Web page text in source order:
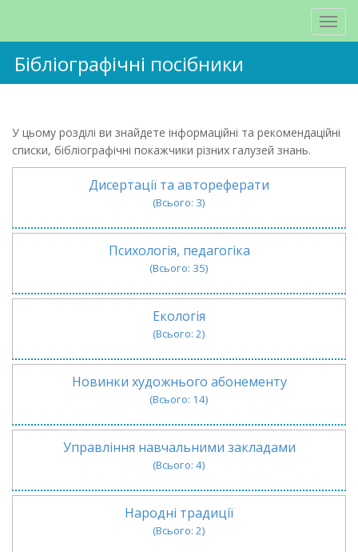
Бібліографічні посібники
У цьому розділі ви знайдете інформаційні та рекомендаційні
списки, бібліографічні покажчики різних галузей знань.
Дисертації та автореферати
(Всього: 3)
Психологія, педагогіка
(Всього: 35)
Екологія
(Всього: 2)
Новинки художнього абонементу
(Всього: 14)
Управління навчальними закладами
(Всього: 4)
Народні традиції
(Всього: 2)